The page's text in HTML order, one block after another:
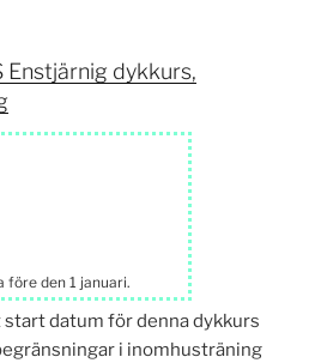
dykkurs,
före den 1 januari.
datum för denna dykkurs
i inomhusträning